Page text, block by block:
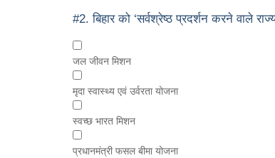
#2. बिहार को ‘सर्वश्रेष्ठ प्रदर्शन करने वाले
जल जीवन मिशन
मृदा स्वास्थ्य एवं उर्वरता योजना
स्वच्छ भारत मिशन
प्रधानमंत्री फसल बीमा योजना